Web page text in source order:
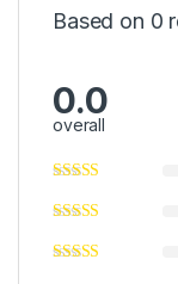
Based on 0
0.0
overall